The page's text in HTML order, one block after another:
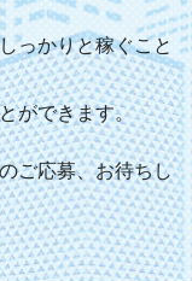
っかりと稼ぐこと
ができます。
ご応募、お待ちし